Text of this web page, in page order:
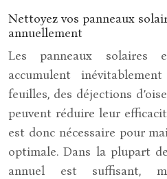
Nettoyez vos panneaux
annuellement
Les panneaux solaires
accumulent
feuilles, des déjections
peuvent réduire leur
est donc nécessaire pour
optimale. Dans la plupart
annuel est suffisant,